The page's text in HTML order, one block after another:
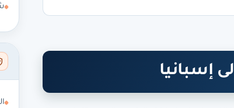
إسبانيا